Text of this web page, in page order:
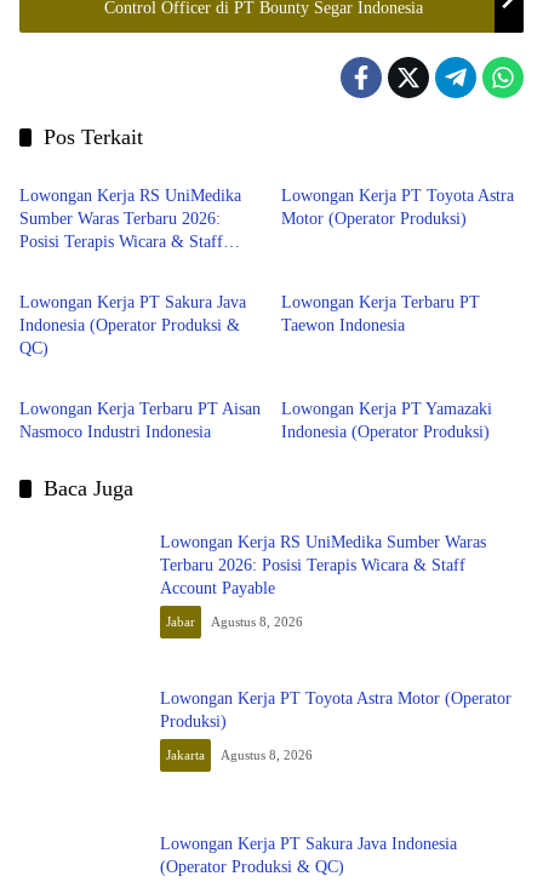
Control Officer di PT Bounty Segar Indonesia
Pos Terkait
Jabar
Lowongan Kerja RS UniMedika
Sumber Waras Terbaru 2026:
Posisi Terapis Wicara & Staff
Lowongan Kerja PT Toyota Astra
Motor (Operator Produksi)
Bekasi
Lowongan Kerja PT Sakura Java
Indonesia (Operator Produksi &
QC)
Lowongan Kerja Terbaru PT
Taewon Indonesia
Bekasi
Lowongan Kerja Terbaru PT Aisan
Nasmoco Industri Indonesia
Lowongan Kerja PT Yamazaki
Indonesia (Operator Produksi)
Baca Juga
Lowongan Kerja RS UniMedika Sumber Waras
Terbaru 2026: Posisi Terapis Wicara & Staff
Account Payable
Jabar Agustus 8, 2026
Lowongan Kerja PT Toyota Astra Motor (Operator
Produksi)
Jakarta Agustus 8, 2026
Lowongan Kerja PT Sakura Java Indonesia
(Operator Produksi & QC)